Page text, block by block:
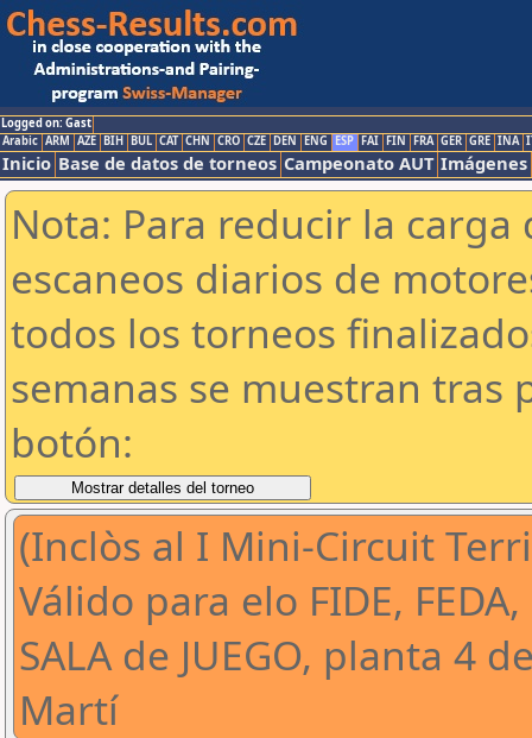
Logged on: Gast
Arabic ARM AZE BIH BUL CAT CHN CRO CZE DEN ENG ESP FAI FIN FRA GER GRE INA
Inicio Base de datos de torneos Campeonato AUT Imágenes
Nota: Para reducir la
escaneos diarios de
todos los torneos
semanas se muestran tras
botón:
(Inclòs al I Mini-Circuit
Válido para elo FIDE,
SALA de JUEGO, planta 4
Martí